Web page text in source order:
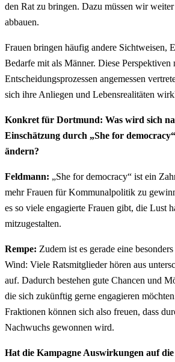
den Rat zu bringen. Dazu müssen wir
abbauen.
Frauen bringen häufig andere Sichtweisen,
Bedarfe mit als Männer. Diese Perspektiven
Entscheidungsprozessen angemessen
sich ihre Anliegen und Lebensrealitäten
Konkret für Dortmund: Was wird sich
Einschätzung durch „She for
ändern?
Feldmann: „She for democracy“ ist ein
mehr Frauen für Kommunalpolitik zu
es so viele engagierte Frauen gibt, die Lust
mitzugestalten.
Rempe: Zudem ist es gerade eine
Wind: Viele Ratsmitglieder hören aus
auf. Dadurch bestehen gute Chancen und
die sich zukünftig gerne engagieren
Fraktionen können sich also freuen, dass
Nachwuchs gewonnen wird.
Hat die Kampagne Auswirkungen auf